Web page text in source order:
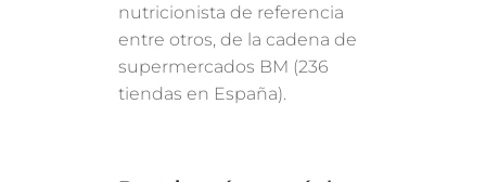
nutricionista de referencia
entre otros, de la cadena de
supermercados BM (236
tiendas en España).